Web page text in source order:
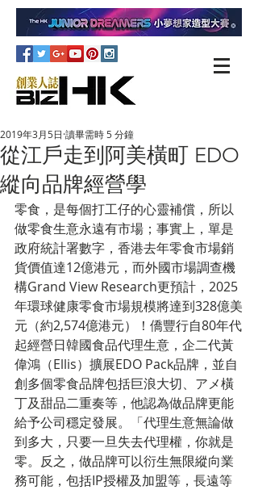
從江戶走到阿美橫町 EDO
縱向品牌經營學
2019年3月5日 讀畢需時 5 分鐘
零食，是每個打工仔的心靈補償，所以
做零食生意永遠有市場；事實上，單是
政府統計署數字，香港去年零食市場銷
貨價值達12億港元，而外國市場調查機
構Grand View Research更預計，2025
年環球健康零食市場規模將達到328億美
元（約2,574億港元）！僑豐行自80年代
起經營日韓國食品代理生意，企二代黃
偉鴻（Ellis）擴展EDO Pack品牌，並自
創多個零食品牌包括巨浪大切、アメ橫
丁及甜品二重奏等，他認為做品牌更能
給予公司穩定發展。「代理生意無論做
到多大，只要一旦失去代理權，你就是
零。反之，做品牌可以衍生無限縱向業
務可能，包括IP授權及加盟等，長遠等